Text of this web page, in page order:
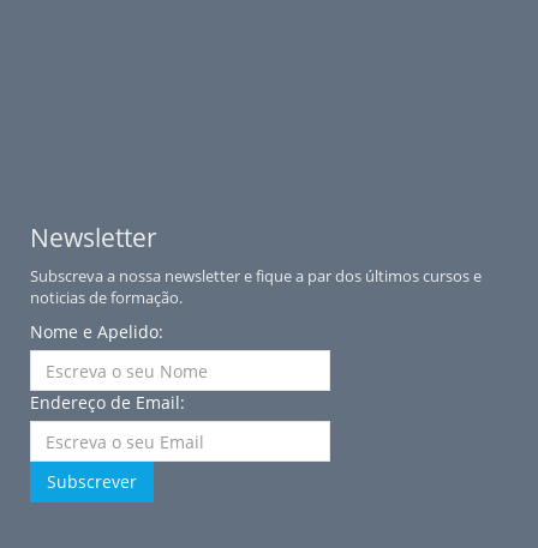
Newsletter
Subscreva a nossa newsletter e fique a par dos últimos cursos e
noticias de formação.
Nome e Apelido:
Endereço de Email:
Subscrever